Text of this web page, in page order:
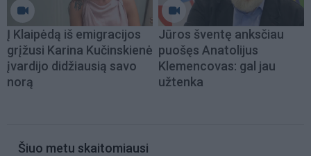
Į Klaipėdą iš emigracijos
grįžusi Karina Kučinskienė
įvardijo didžiausią savo
norą
Jūros šventę anksčiau
puošęs Anatolijus
Klemencovas: gal jau
užtenka
Šiuo metu skaitomiausi